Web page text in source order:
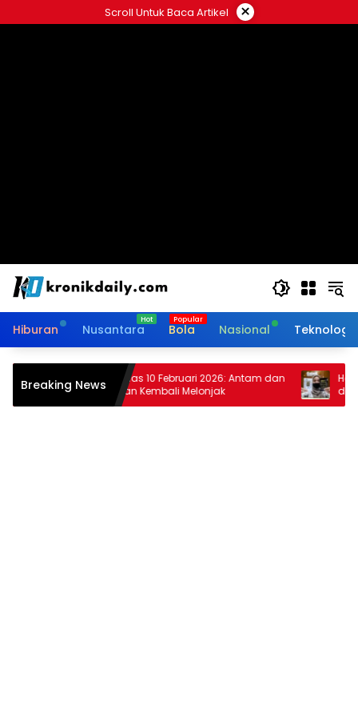
ke
Scroll Untuk Baca Artikel ×
Hiburan Nusantara Bola Nasional Teknologi
Breaking News
Harga Emas 10 Februari 2026: Antam dan
Pegadaian Kembali Melonjak
Harga
dan